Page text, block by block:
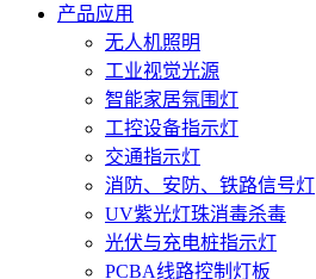
产品应用
无人机照明
工业视觉光源
智能家居氛围灯
工控设备指示灯
交通指示灯
消防、安防、铁路信号灯
UV紫光灯珠消毒杀毒
光伏与充电桩指示灯
PCBA线路控制灯板